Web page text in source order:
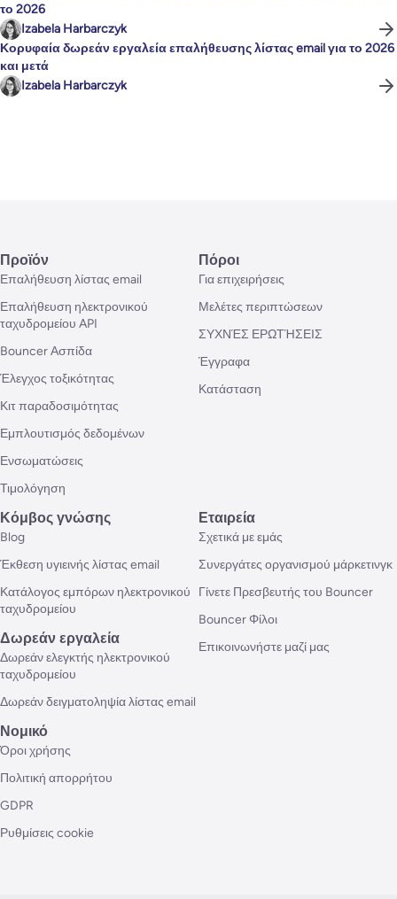
το 2026
Izabela Harbarczyk
Κορυφαία δωρεάν εργαλεία επαλήθευσης λίστας email για το 2026
και μετά
Izabela Harbarczyk
Προϊόν
Επαλήθευση λίστας email
Επαλήθευση ηλεκτρονικού
ταχυδρομείου API
Bouncer Ασπίδα
Έλεγχος τοξικότητας
Κιτ παραδοσιμότητας
Εμπλουτισμός δεδομένων
Ενσωματώσεις
Τιμολόγηση
Πόροι
Για επιχειρήσεις
Μελέτες περιπτώσεων
ΣΥΧΝΈΣ ΕΡΩΤΉΣΕΙΣ
Έγγραφα
Κατάσταση
Κόμβος γνώσης
Blog
Έκθεση υγιεινής λίστας email
Κατάλογος εμπόρων ηλεκτρονικού
ταχυδρομείου
Δωρεάν εργαλεία
Δωρεάν ελεγκτής ηλεκτρονικού
ταχυδρομείου
Δωρεάν δειγματοληψία λίστας email
Εταιρεία
Σχετικά με εμάς
Συνεργάτες οργανισμού μάρκετινγκ
Γίνετε Πρεσβευτής του Bouncer
Bouncer Φίλοι
Επικοινωνήστε μαζί μας
Νομικό
Όροι χρήσης
Πολιτική απορρήτου
GDPR
Ρυθμίσεις cookie